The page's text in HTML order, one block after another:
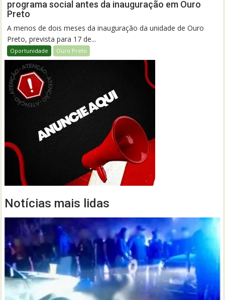
programa social antes da inauguração em Ouro
Preto
A menos de dois meses da inauguração da unidade de Ouro
Preto, prevista para 17 de...
Oportunidade Ouro Preto
Notícias mais lidas